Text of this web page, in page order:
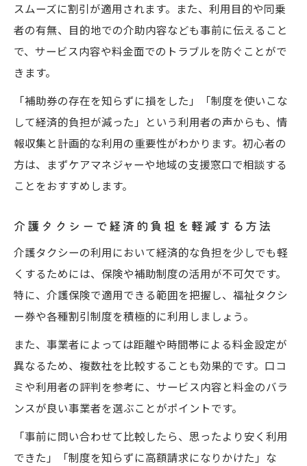
スムーズに割引が適用されます。また、利用目的や同乗
者の有無、目的地での介助内容なども事前に伝えること
で、サービス内容や料金面でのトラブルを防ぐことがで
きます。
「補助券の存在を知らずに損をした」「制度を使いこな
して経済的負担が減った」という利用者の声からも、情
報収集と計画的な利用の重要性がわかります。初心者の
方は、まずケアマネジャーや地域の支援窓口で相談する
ことをおすすめします。
介護タクシーで経済的負担を軽減する方法
介護タクシーの利用において経済的な負担を少しでも軽
くするためには、保険や補助制度の活用が不可欠です。
特に、介護保険で適用できる範囲を把握し、福祉タクシ
ー券や各種割引制度を積極的に利用しましょう。
また、事業者によっては距離や時間帯による料金設定が
異なるため、複数社を比較することも効果的です。口コ
ミや利用者の評判を参考に、サービス内容と料金のバラ
ンスが良い事業者を選ぶことがポイントです。
「事前に問い合わせて比較したら、思ったより安く利用
できた」「制度を知らずに高額請求になりかけた」な